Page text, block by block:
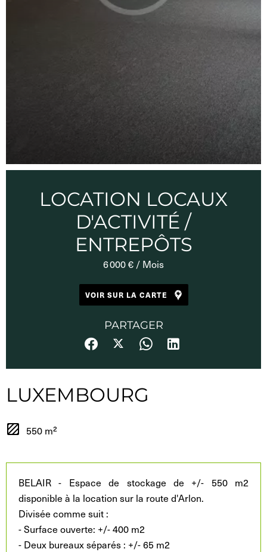
LOCATION LOCAUX
D'ACTIVITÉ /
ENTREPÔTS
6 000 € / Mois
VOIR SUR LA CARTE
PARTAGER
LUXEMBOURG
550 m²
BELAIR - Espace de stockage de +/- 550 m2
disponible à la location sur la route d'Arlon.
Divisée comme suit :
- Surface ouverte: +/- 400 m2
- Deux bureaux séparés : +/- 65 m2